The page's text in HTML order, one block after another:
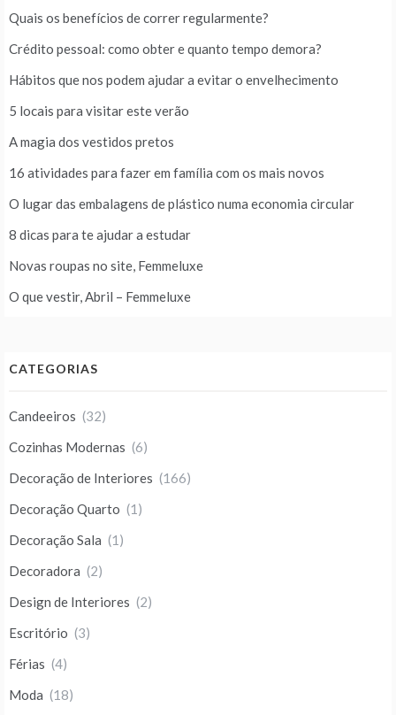
Quais os benefícios de correr regularmente?
Crédito pessoal: como obter e quanto tempo demora?
Hábitos que nos podem ajudar a evitar o envelhecimento
5 locais para visitar este verão
A magia dos vestidos pretos
16 atividades para fazer em família com os mais novos
O lugar das embalagens de plástico numa economia circular
8 dicas para te ajudar a estudar
Novas roupas no site, Femmeluxe
O que vestir, Abril – Femmeluxe
CATEGORIAS
Candeeiros (32)
Cozinhas Modernas (6)
Decoração de Interiores (166)
Decoração Quarto (1)
Decoração Sala (1)
Decoradora (2)
Design de Interiores (2)
Escritório (3)
Férias (4)
Moda (18)